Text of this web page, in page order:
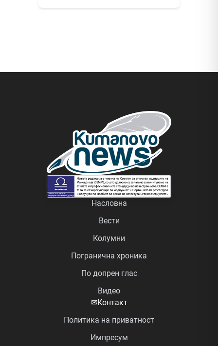
Насловна
Вести
Колумни
Погранична хроника
По допрен глас
Видео
✉Контакт
Политика на приватност
Импресум